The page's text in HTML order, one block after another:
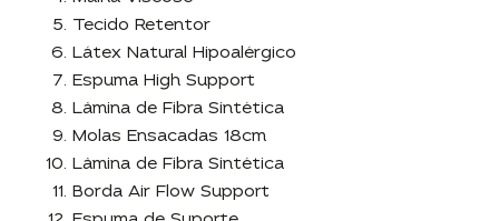
Tecido Retentor
Látex Natural Hipoalérgico
Espuma High Support
Lâmina de Fibra Sintética
Molas Ensacadas 18cm
Lâmina de Fibra Sintética
Borda Air Flow Support